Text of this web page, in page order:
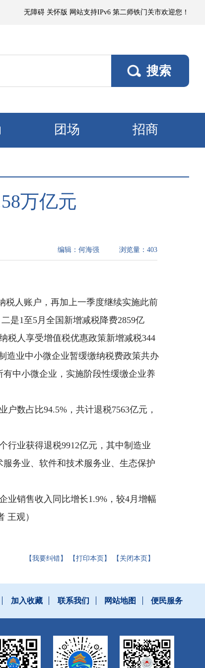
小阵雨，阵风5～6级；其他垦区阵风4～5级，焉耆垦区风口
无障碍 关怀版 网站支持IPv6 第二师铁门关市欢迎您！
团场 招商
万亿元
浏览量： 403
编辑： 何海强
税人账户，再加上一季度继续实施此前
是1至5月全国新增减税降费2859亿
税人享受增值税优惠政策新增减税344
造业中小微企业暂缓缴纳税费政策共办
中小微企业，实施阶段性缓缴企业养
数占比94.5%，共计退税7563亿元，
行业获得退税9912亿元，其中制造业
务业、软件和技术服务业、生态保护
业销售收入同比增长1.9%，较4月增幅
王观）
【我要纠错】 【打印本页】 【关闭本页】
加入收藏 联系我们 网站地图 便民服务